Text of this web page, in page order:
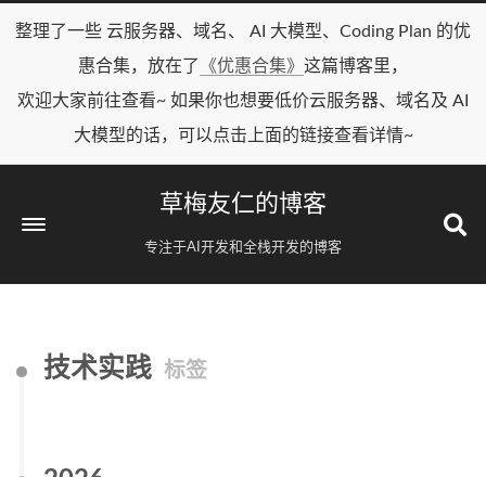
整理了一些 云服务器、域名、 AI 大模型、Coding Plan 的优
惠合集，放在了
《优惠合集》 这篇博客里，
欢迎大家前往查看~ 如果你也想要低价云服务器、域名及 AI
大模型的话，可以点击上面的链接查看详情~
草梅友仁的博客
专注于AI开发和全栈开发的博客
技术实践 标签